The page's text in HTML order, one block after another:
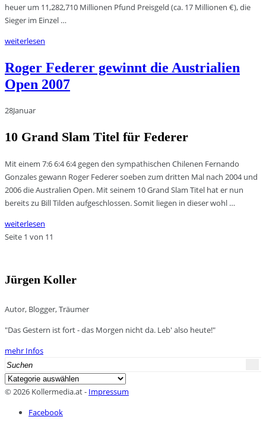
heuer um 11,282,710 Millionen Pfund Preisgeld (ca. 17 Millionen €), die
Sieger im Einzel …
weiterlesen
Roger Federer gewinnt die Austrialien
Open 2007
28Januar
10 Grand Slam Titel für Federer
Mit einem 7:6 6:4 6:4 gegen den sympathischen Chilenen Fernando
Gonzales gewann Roger Federer soeben zum dritten Mal nach 2004 und
2006 die Australien Open. Mit seinem 10 Grand Slam Titel hat er nun
bereits zu Bill Tilden aufgeschlossen. Somit liegen in dieser wohl …
weiterlesen
Seite 1 von 11
Jürgen Koller
Autor, Blogger, Träumer
"Das Gestern ist fort - das Morgen nicht da. Leb' also heute!"
mehr Infos
Search
for:
Kategorien
© 2026 Kollermedia.at - Impressum
Facebook